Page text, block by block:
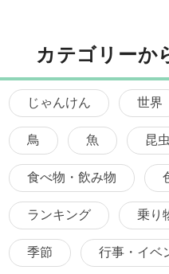
カテゴリーか
じゃんけん 世界
鳥 魚 昆虫
食べ物・飲み物
ランキング 乗り
季節 行事・イベ